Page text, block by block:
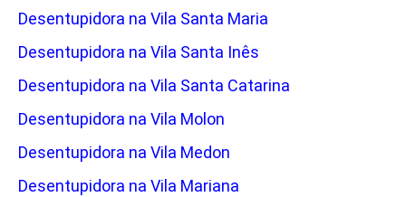
Desentupidora na Vila Santa Maria
Desentupidora na Vila Santa Inês
Desentupidora na Vila Santa Catarina
Desentupidora na Vila Molon
Desentupidora na Vila Medon
Desentupidora na Vila Mariana